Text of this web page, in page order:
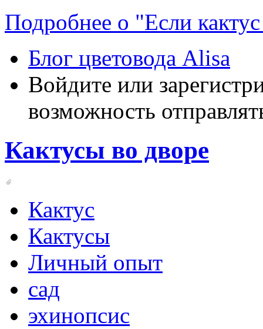
Подробнее о "Если
Блог цветовода Alisa
Войдите или
возможность
Кактусы во дворе
Кактус
Кактусы
Личный опыт
сад
эхинопсис